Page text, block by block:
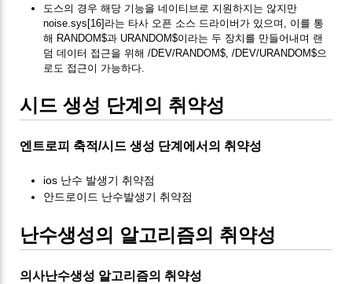
도스의 경우 해당 기능을 네이티브로 지원하지는 않지만
noise.sys[16]라는 타사 오픈 소스 드라이버가 있으며, 이를 통
해 RANDOM$과 URANDOM$이라는 두 장치를 만들어내며 랜
덤 데이터 접근을 위해 /DEV/RANDOM$, /DEV/URANDOM$으
로도 접근이 가능하다.
시드 생성 단계의 취약성
엔트로피 축적/시드 생성 단계에서의 취약성
ios 난수 발생기 취약점
안드로이드 난수발생기 취약점
난수생성의 알고리즘의 취약성
의사난수생성 알고리즘의 취약성